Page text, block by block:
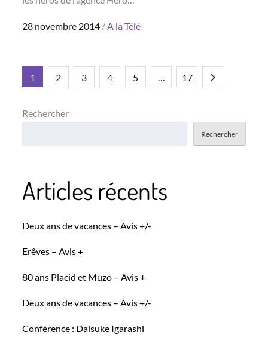
Posted
28 novembre 2014 A la Télé
Pagination
des
1 2 3 4 5 … 17
Rechercher
Rechercher
Articles récents
Deux ans de vacances – Avis +/-
Erêves – Avis +
80 ans Placid et Muzo – Avis +
Deux ans de vacances – Avis +/-
Conférence : Daisuke Igarashi